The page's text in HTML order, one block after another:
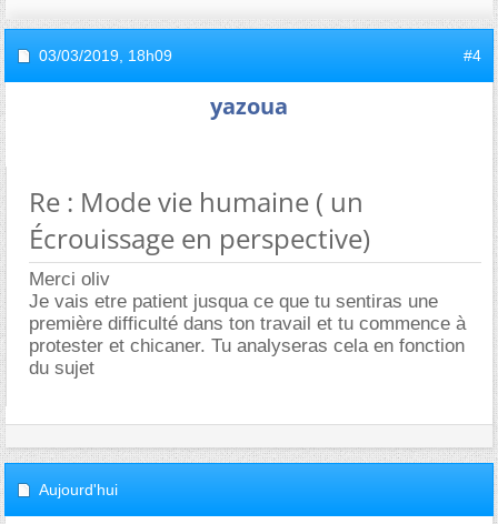
03/03/2019, 18h09 #4
yazoua
Re : Mode vie humaine ( un
Écrouissage en perspective)
Merci oliv
Je vais etre patient jusqua ce que tu sentiras une
première difficulté dans ton travail et tu commence à
protester et chicaner. Tu analyseras cela en fonction
du sujet
Aujourd'hui